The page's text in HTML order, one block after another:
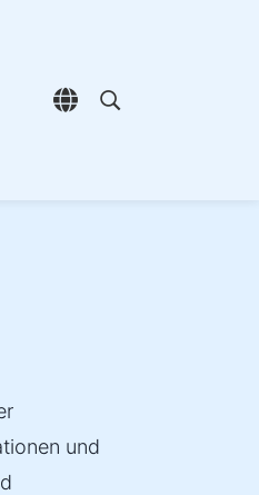
Sprachauswahl
Open search
und